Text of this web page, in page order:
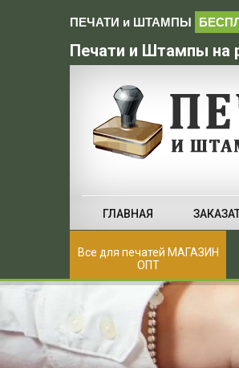
ПЕЧАТИ и ШТАМПЫ
Печати и Штампы на
ГЛАВНАЯ
Все для печатей МАГАЗИН
ОПТ